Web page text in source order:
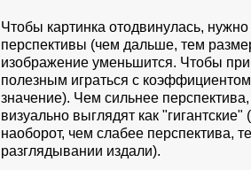
public void
{
}
}
previousPoint
}
}
}
// Движения мыши
protected override void
Чтобы картинка отодвинулась, нужно
перспективы (чем дальше, тем
изображение уменьшится. Чтобы
полезным играться с
значение). Чем сильнее
визуально выглядят как
наоборот, чем слабее перспектива,
разглядывании издали).